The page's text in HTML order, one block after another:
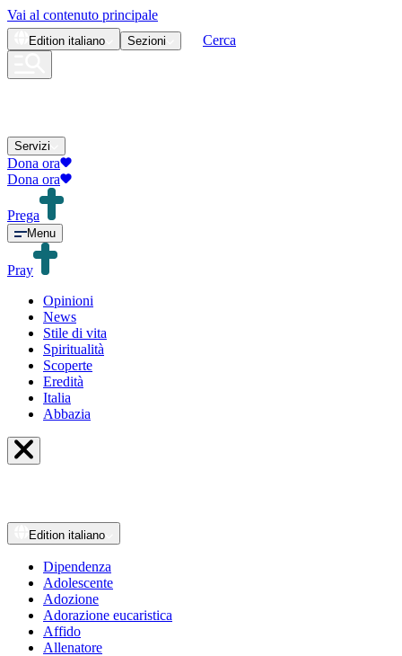
Vai al contenuto principale
Edition italiano Sezioni Cerca
Servizi
Dona ora
Dona ora
Prega
Menu
Pray
Opinioni
News
Stile di vita
Spiritualità
Scoperte
Eredità
Italia
Abbazia
Edition italiano
Dipendenza
Adolescente
Adozione
Adorazione eucaristica
Affido
Allenatore